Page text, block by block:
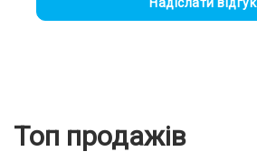
Топ продажів